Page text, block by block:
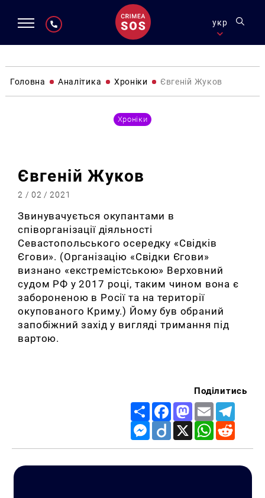
укр
Головна Аналітика Хроніки Євгеній Жуков
Хроніки
Євгеній Жуков
2 / 02 / 2021
Звинувачується окупантами в
співорганізації діяльності
Севастопольського осередку «Свідків
Єгови». (Організацію «Свідки Єгови»
визнано «екстремістською» Верховний
судом РФ у 2017 році, таким чином вона є
забороненою в Росії та на території
окупованого Криму.) Йому був обраний
запобіжний захід у вигляді тримання під
вартою.
Поділитись
Share FacebookMastodon
Email
Messenger
Diigo X WhatsApp